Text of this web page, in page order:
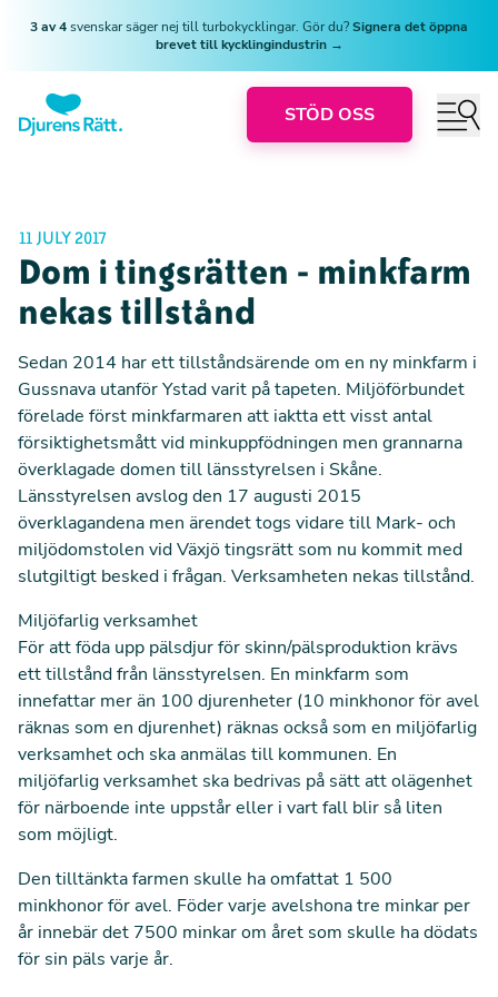
3 av 4svenskar säger nej till turbokycklingar. Gör du?Signera det öppna
brevet till kycklingindustrin →
STÖD OSS
11 JULY 2017
Dom i tingsrätten - minkfarm
nekas tillstånd
Sedan 2014 har ett tillståndsärende om en ny minkfarm i
Gussnava utanför Ystad varit på tapeten. Miljöförbundet
förelade först minkfarmaren att iaktta ett visst antal
försiktighetsmåttvid minkuppfödningen men grannarna
överklagade domen till länsstyrelsen i Skåne.
Länsstyrelsen avslog den 17 augusti 2015
överklagandena men ärendet togs vidare till Mark- och
miljödomstolen vid Växjö tingsrätt som nu kommit med
slutgiltigt besked i frågan. Verksamheten nekas tillstånd.
Miljöfarlig verksamhet
För att föda upp pälsdjur för skinn/pälsproduktion krävs
ett tillstånd från länsstyrelsen. En minkfarm som
innefattar mer än 100 djurenheter (10 minkhonor för avel
räknas som en djurenhet) räknas också som en miljöfarlig
verksamhet och ska anmälas till kommunen. En
miljöfarlig verksamhet ska bedrivas på sätt att olägenhet
för närboende inte uppstår eller i vart fall blir så liten
som möjligt.
Den tilltänkta farmen skulle ha omfattat 1 500
minkhonor för avel. Föder varje avelshona tre minkar per
år innebär det 7500 minkar om året som skulle ha dödats
för sin päls varje år.